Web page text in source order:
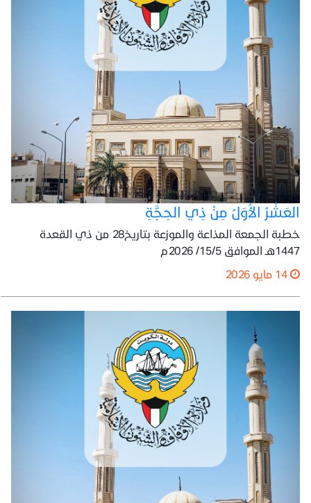
العَشْرُ الأُوَلُ مِنْ ذِي الحِجَّةِ
خطبة الجمعة المذاعة والموزعة بتاريخ28 من ذي القعدة
1447هـ الموافق 15/5/ 2026م